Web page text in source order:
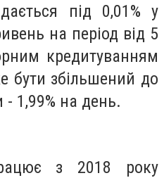
під 0,01% у
на період від 5
кредитуванням
бути збільшений до
- 1,99% на день.
з 2018 року